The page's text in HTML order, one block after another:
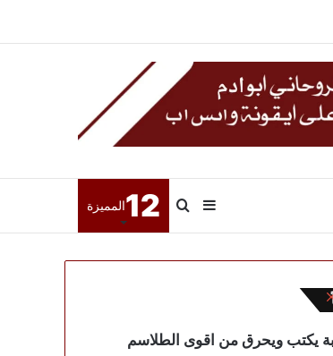
12المميزة بحث
عن
إضافة
عمود
إغلاق
يكتب ويحرق من اقوى الطلاسم